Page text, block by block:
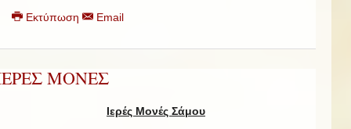
Εκτύπωση Email
ΜΟΝΕΣ
Ιερές Μονές Σάμου